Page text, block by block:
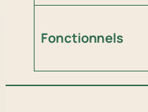
Fonctionnels